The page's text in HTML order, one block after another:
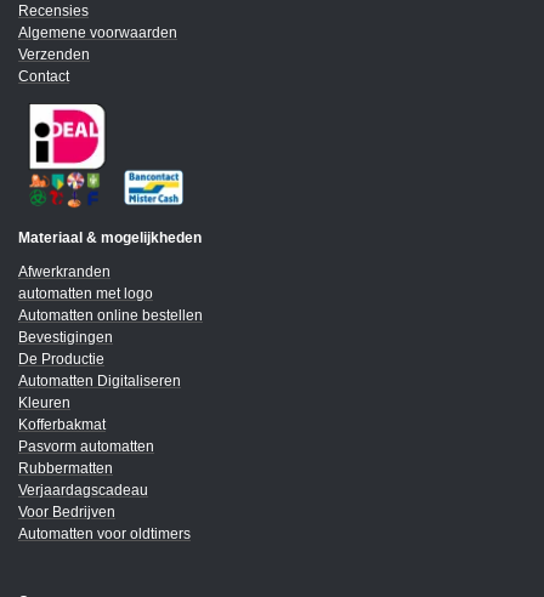
Recensies
Algemene voorwaarden
Verzenden
Contact
Materiaal & mogelijkheden
Afwerkranden
automatten met logo
Automatten online bestellen
Bevestigingen
De Productie
Automatten Digitaliseren
Kleuren
Kofferbakmat
Pasvorm automatten
Rubbermatten
Verjaardagscadeau
Voor Bedrijven
Automatten voor oldtimers